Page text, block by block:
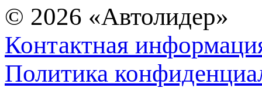
© 2026 «Автолидер»
Контактная
Политика